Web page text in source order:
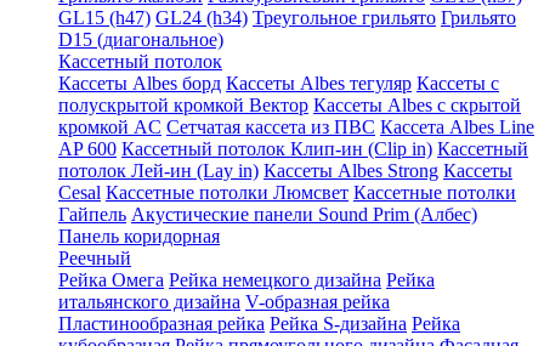
GL15 (h47) GL24 (h34) Треугольное грильято Грильято
D15 (диагональное)
Кассетный потолок
Кассеты Albes борд Кассеты Albes тегуляр Кассеты с
полускрытой кромкой Вектор Кассеты Albes с скрытой
кромкой AC Сетчатая кассета из ПВС Кассета Albes Line
AP 600 Кассетный потолок Клип-ин (Clip in) Кассетный
потолок Лей-ин (Lay in) Кассеты Albes Strong Кассеты
Cesal Кассетные потолки Люмсвет Кассетные потолки
Гайпель Акустические панели Sound Prim (Албес)
Панель коридорная
Реечный
Рейка Омега Рейка немецкого дизайна Рейка
итальянского дизайна V-образная рейка
Пластинообразная рейка Рейка S-дизайна Рейка